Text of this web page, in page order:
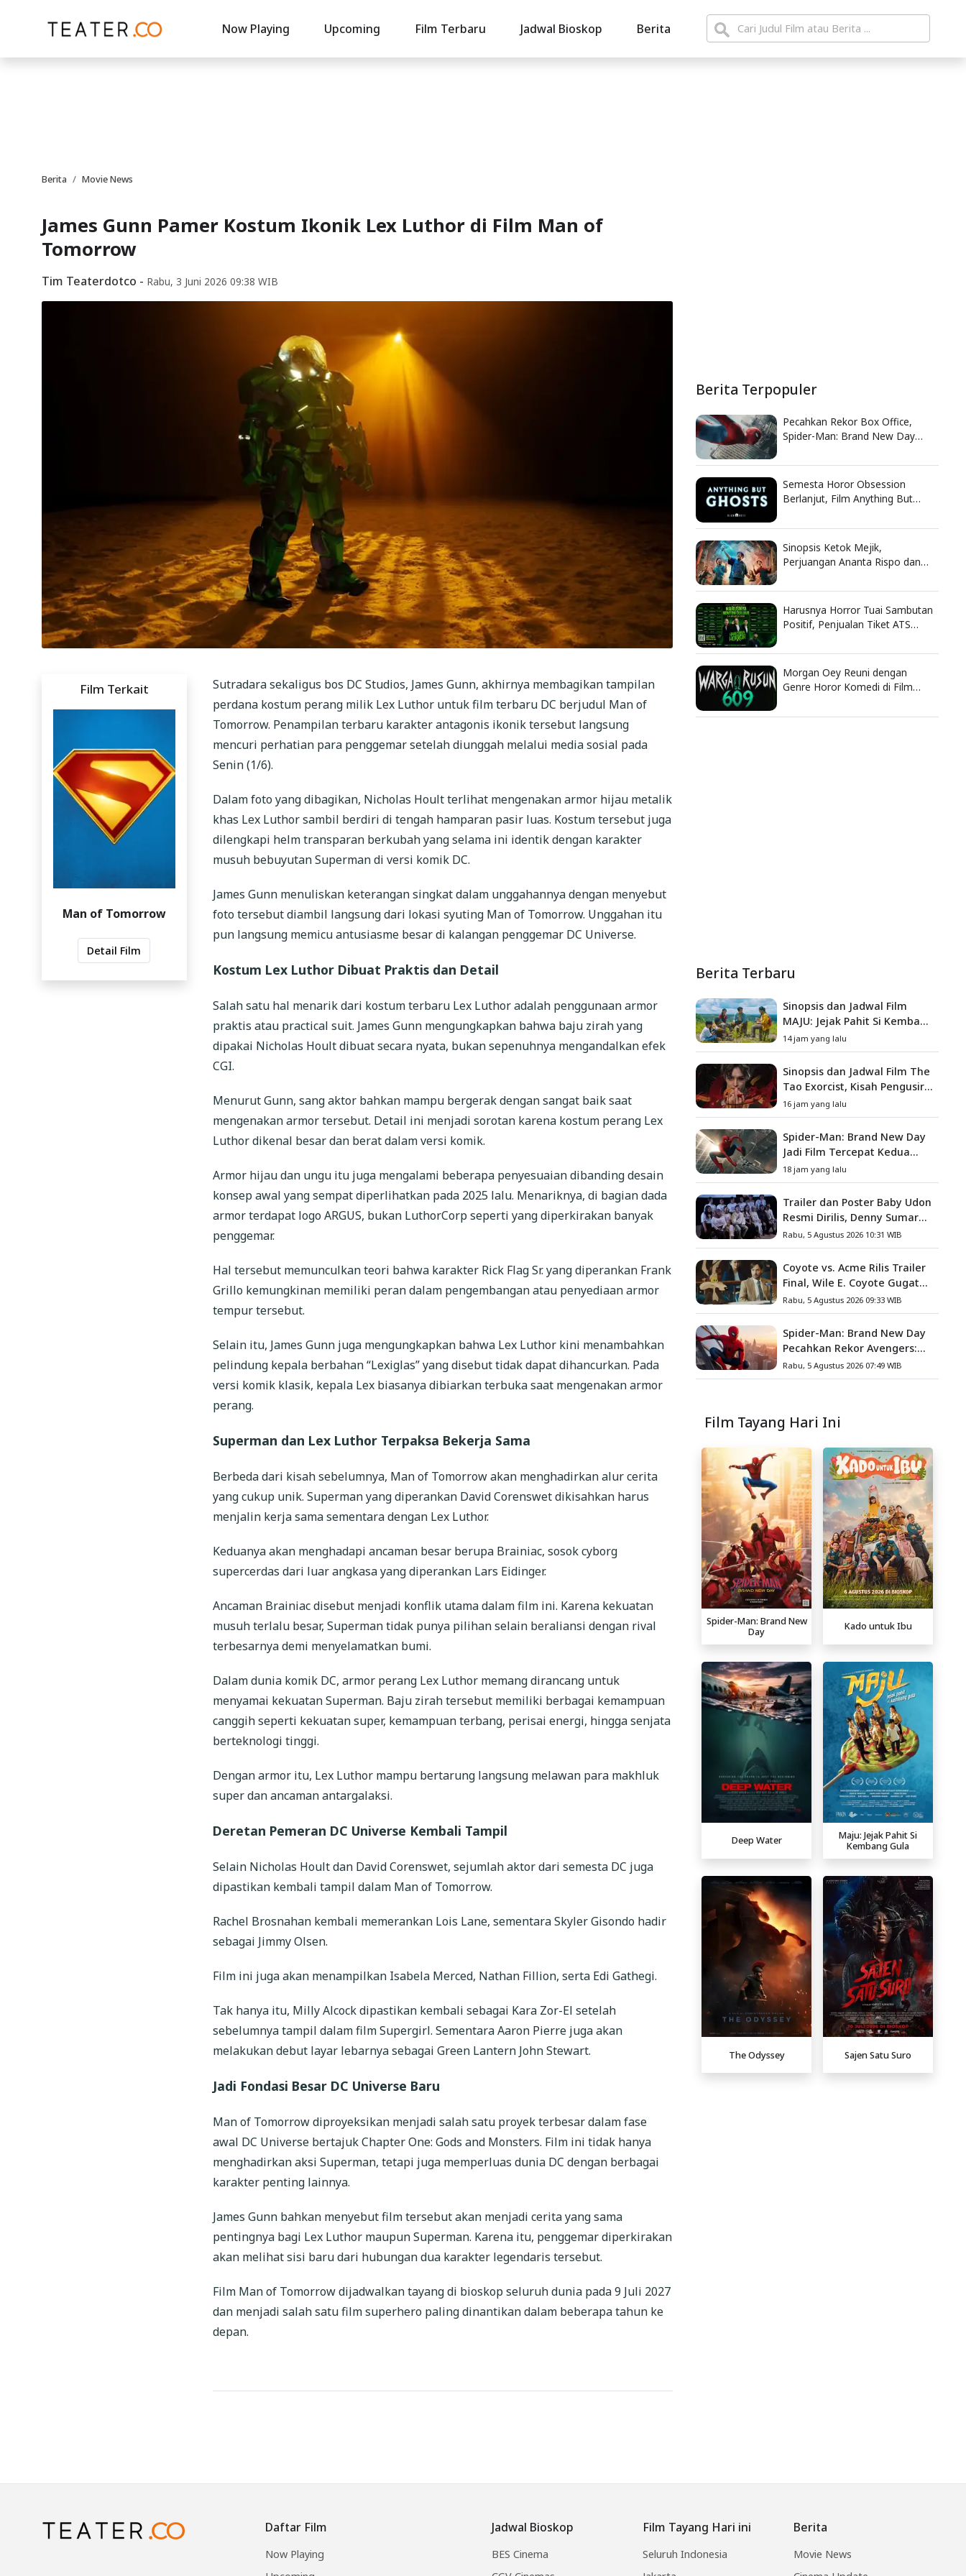
Now Playing Upcoming Film Terbaru Jadwal Bioskop Berita
Berita Movie News
James Gunn Pamer Kostum Ikonik Lex Luthor di Film Man of
Tomorrow
Tim Teaterdotco - Rabu, 3 Juni 2026 09:38 WIB
Sutradara sekaligus bos DC Studios, James Gunn, akhirnya membagikan tampilan
perdana kostum perang milik Lex Luthor untuk film terbaru DC berjudul Man of
Tomorrow. Penampilan terbaru karakter antagonis ikonik tersebut langsung
mencuri perhatian para penggemar setelah diunggah melalui media sosial pada
Senin (1/6).
Dalam foto yang dibagikan, Nicholas Hoult terlihat mengenakan armor hijau metalik
khas Lex Luthor sambil berdiri di tengah hamparan pasir luas. Kostum tersebut juga
dilengkapi helm transparan berkubah yang selama ini identik dengan karakter
musuh bebuyutan Superman di versi komik DC.
James Gunn menuliskan keterangan singkat dalam unggahannya dengan menyebut
foto tersebut diambil langsung dari lokasi syuting Man of Tomorrow. Unggahan itu
pun langsung memicu antusiasme besar di kalangan penggemar DC Universe.
Kostum Lex Luthor Dibuat Praktis dan Detail
Salah satu hal menarik dari kostum terbaru Lex Luthor adalah penggunaan armor
praktis atau practical suit. James Gunn mengungkapkan bahwa baju zirah yang
dipakai Nicholas Hoult dibuat secara nyata, bukan sepenuhnya mengandalkan efek
CGI.
Menurut Gunn, sang aktor bahkan mampu bergerak dengan sangat baik saat
mengenakan armor tersebut. Detail ini menjadi sorotan karena kostum perang Lex
Luthor dikenal besar dan berat dalam versi komik.
Armor hijau dan ungu itu juga mengalami beberapa penyesuaian dibanding desain
konsep awal yang sempat diperlihatkan pada 2025 lalu. Menariknya, di bagian dada
armor terdapat logo ARGUS, bukan LuthorCorp seperti yang diperkirakan banyak
penggemar.
Hal tersebut memunculkan teori bahwa karakter Rick Flag Sr. yang diperankan Frank
Grillo kemungkinan memiliki peran dalam pengembangan atau penyediaan armor
tempur tersebut.
Selain itu, James Gunn juga mengungkapkan bahwa Lex Luthor kini menambahkan
pelindung kepala berbahan “Lexiglas” yang disebut tidak dapat dihancurkan. Pada
versi komik klasik, kepala Lex biasanya dibiarkan terbuka saat mengenakan armor
perang.
Superman dan Lex Luthor Terpaksa Bekerja Sama
Berbeda dari kisah sebelumnya, Man of Tomorrow akan menghadirkan alur cerita
yang cukup unik. Superman yang diperankan David Corenswet dikisahkan harus
menjalin kerja sama sementara dengan Lex Luthor.
Keduanya akan menghadapi ancaman besar berupa Brainiac, sosok cyborg
supercerdas dari luar angkasa yang diperankan Lars Eidinger.
Ancaman Brainiac disebut menjadi konflik utama dalam film ini. Karena kekuatan
musuh terlalu besar, Superman tidak punya pilihan selain beraliansi dengan rival
terbesarnya demi menyelamatkan bumi.
Dalam dunia komik DC, armor perang Lex Luthor memang dirancang untuk
menyamai kekuatan Superman. Baju zirah tersebut memiliki berbagai kemampuan
canggih seperti kekuatan super, kemampuan terbang, perisai energi, hingga senjata
berteknologi tinggi.
Dengan armor itu, Lex Luthor mampu bertarung langsung melawan para makhluk
super dan ancaman antargalaksi.
Deretan Pemeran DC Universe Kembali Tampil
Selain Nicholas Hoult dan David Corenswet, sejumlah aktor dari semesta DC juga
dipastikan kembali tampil dalam Man of Tomorrow.
Rachel Brosnahan kembali memerankan Lois Lane, sementara Skyler Gisondo hadir
sebagai Jimmy Olsen.
Film ini juga akan menampilkan Isabela Merced, Nathan Fillion, serta Edi Gathegi.
Tak hanya itu, Milly Alcock dipastikan kembali sebagai Kara Zor-El setelah
sebelumnya tampil dalam film Supergirl. Sementara Aaron Pierre juga akan
melakukan debut layar lebarnya sebagai Green Lantern John Stewart.
Jadi Fondasi Besar DC Universe Baru
Man of Tomorrow diproyeksikan menjadi salah satu proyek terbesar dalam fase
awal DC Universe bertajuk Chapter One: Gods and Monsters. Film ini tidak hanya
menghadirkan aksi Superman, tetapi juga memperluas dunia DC dengan berbagai
karakter penting lainnya.
James Gunn bahkan menyebut film tersebut akan menjadi cerita yang sama
pentingnya bagi Lex Luthor maupun Superman. Karena itu, penggemar diperkirakan
akan melihat sisi baru dari hubungan dua karakter legendaris tersebut.
Film Man of Tomorrow dijadwalkan tayang di bioskop seluruh dunia pada 9 Juli 2027
dan menjadi salah satu film superhero paling dinantikan dalam beberapa tahun ke
depan.
Film Terkait
Man of Tomorrow
Detail Film
Berita Terpopuler
Pecahkan Rekor Box Office,
Spider-Man: Brand New Day
Semesta Horor Obsession
Berlanjut, Film Anything But
Nikki
Sinopsis Ketok Mejik,
Perjuangan Ananta Rispo dan
Bengkel
Harusnya Horror Tuai Sambutan
Positif, Penjualan Tiket ATS
Morgan Oey Reuni dengan
Genre Horor Komedi di Film
Berita Terbaru
Sinopsis dan Jadwal Film
MAJU: Jejak Pahit Si Kembang
Gula, Misteri Hilangnya
Bagas di Lokasi Jambore
14 jam yang lalu
Sinopsis dan Jadwal Film The
Tao Exorcist, Kisah Pengusir
Setan Melawan Kutukan
Mematikan
16 jam yang lalu
Spider-Man: Brand New Day
Jadi Film Tercepat Kedua
yang Berhasil Tembus US$1
Miliar
18 jam yang lalu
Trailer dan Poster Baby Udon
Resmi Dirilis, Denny Sumargo
Angkat Kisah Nyata Fanny
Kondoh
Rabu, 5 Agustus 2026 10:31 WIB
Coyote vs. Acme Rilis Trailer
Final, Wile E. Coyote Gugat
Acme Corporation ke
Pengadilan
Rabu, 5 Agustus 2026 09:33 WIB
Spider-Man: Brand New Day
Pecahkan Rekor Avengers:
Endgame, Cetak Debut Box
Office Terbesar Sepanjang
Rabu, 5 Agustus 2026 07:49 WIB
Film Tayang Hari Ini
Spider-Man: Brand New
Day
Kado untuk Ibu
Deep Water
Maju: Jejak Pahit Si
Kembang Gula
The Odyssey Sajen Satu Suro
Daftar Film
Now Playing
Jadwal Bioskop
BES Cinema
Film Tayang Hari ini
Seluruh Indonesia
Berita
Movie News